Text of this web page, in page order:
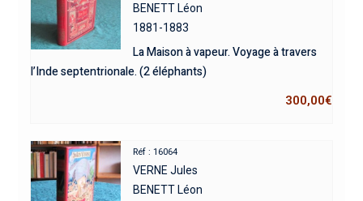
BENETT Léon
1881-1883
La Maison à vapeur. Voyage à travers
l’Inde septentrionale. (2 éléphants)
300,00€
Réf : 16064
VERNE Jules
BENETT Léon